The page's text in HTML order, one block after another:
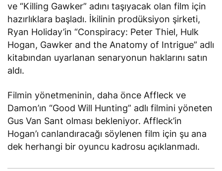
ve “Killing Gawker” adını taşıyacak olan film için
hazırlıklara başladı. İkilinin prodüksiyon şirketi,
Ryan Holiday’in “Conspiracy: Peter Thiel, Hulk
Hogan, Gawker and the Anatomy of Intrigue” adlı
kitabından uyarlanan senaryonun haklarını satın
aldı.
Filmin yönetmeninin, daha önce Affleck ve
Damon’ın “Good Will Hunting” adlı filmini yöneten
Gus Van Sant olması bekleniyor. Affleck’in
Hogan’ı canlandıracağı söylenen film için şu ana
dek herhangi bir oyuncu kadrosu açıklanmadı.